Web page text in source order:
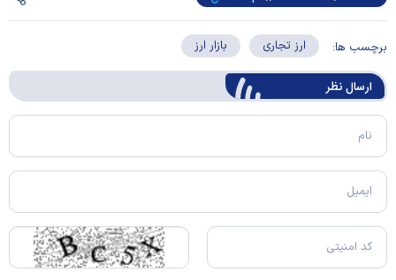
برچسب ها: ارز تجاری بازار ارز
ارسال‌ نظر